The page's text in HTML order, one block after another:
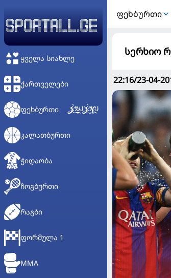
ᲧᲕᲔᲚᲐ ᲡᲘᲐᲮᲚᲔ
ᲥᲐᲠᲗᲕᲔᲚᲔᲑᲘ
ᲤᲔᲮᲑᲣᲠᲗᲘ
ᲙᲐᲚᲐᲗᲑᲣᲠᲗᲘ
ᲭᲘᲓᲐᲝᲑᲐ
ᲩᲝᲒᲑᲣᲠᲗᲘ
ᲠᲐᲒᲑᲘ
ᲤᲝᲠᲛᲣᲚᲐ 1
MMA
ᲤᲔᲮᲑᲣᲠᲗᲘ
სერხიო
22:16/23-04-